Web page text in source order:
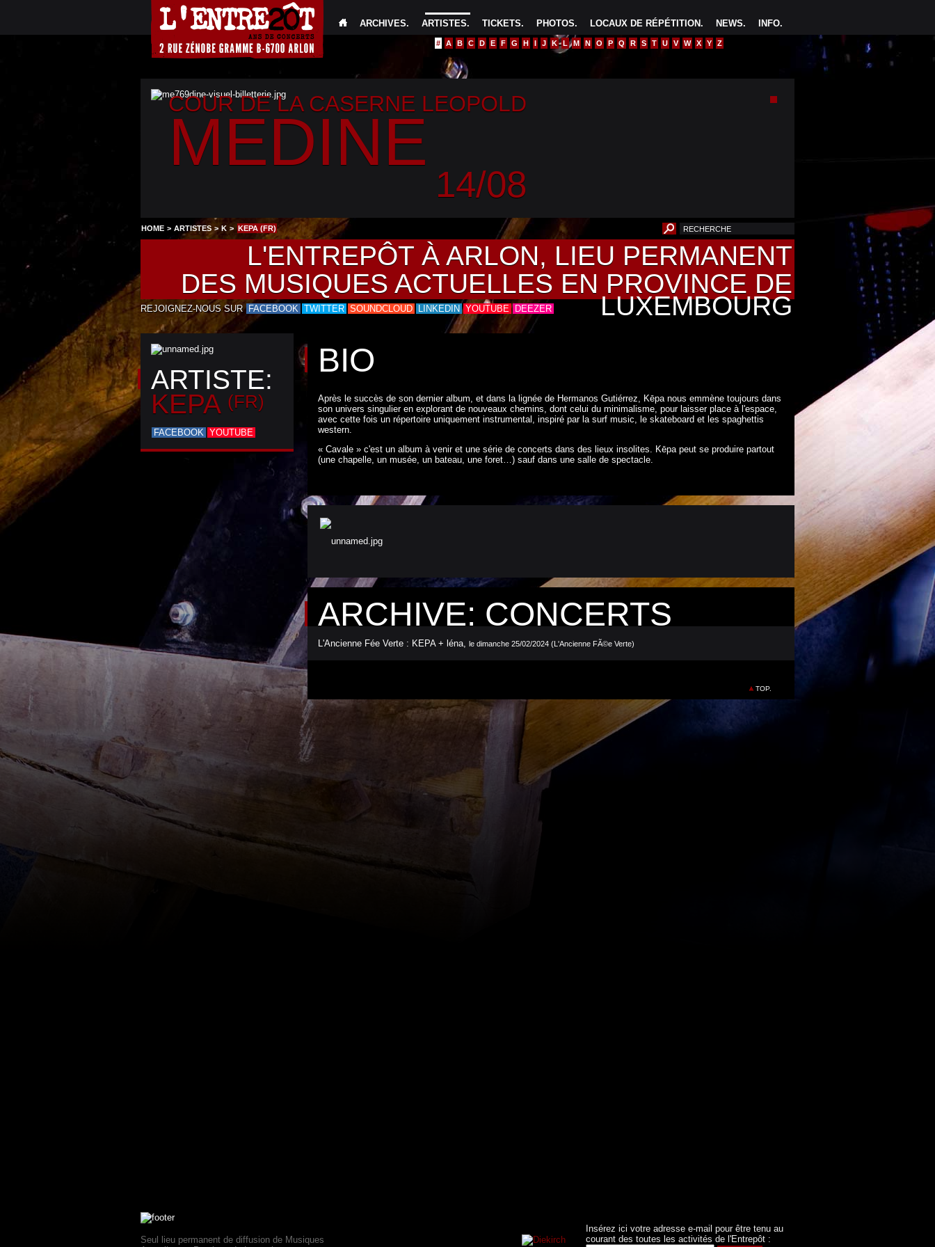
INFO.
NEWS.
LOCAUX DE RÉPÉTITION.
PHOTOS.
TICKETS.
ARTISTES.
ARCHIVES.
# A B C D E F G H I J K L M N O P Q R S T U V W X Y Z
COUR DE LA CASERNE LEOPOLD
MEDINE
14/08
HOME > ARTISTES > K > KEPA (FR)
L'ENTREPÔT À ARLON, LIEU PERMANENT
DES MUSIQUES ACTUELLES EN PROVINCE DE
LUXEMBOURG
REJOIGNEZ-NOUS SUR FACEBOOK TWITTER SOUNDCLOUD LINKEDIN YOUTUBE DEEZER
ARTISTE:
KEPA (FR)
FACEBOOK YOUTUBE
BIO
Après le succès de son dernier album, et dans la lignée de Hermanos Gutiérrez, Kēpa nous emmène toujours dans
son univers singulier en explorant de nouveaux chemins, dont celui du minimalisme, pour laisser place à l'espace,
avec cette fois un répertoire uniquement instrumental, inspiré par la surf music, le skateboard et les spaghettis
western.
« Cavale » c'est un album à venir et une série de concerts dans des lieux insolites. Kēpa peut se produire partout
(une chapelle, un musée, un bateau, une foret…) sauf dans une salle de spectacle.
ARCHIVE: CONCERTS
L'Ancienne Fée Verte : KEPA + léna le dimanche 25/02/2024 (L'Ancienne FÃ©e Verte)
TOP.
Insérez ici votre adresse e-mail pour être tenu au
courant des toutes les activités de l'Entrepôt :
Seul lieu permanent de diffusion de Musiques